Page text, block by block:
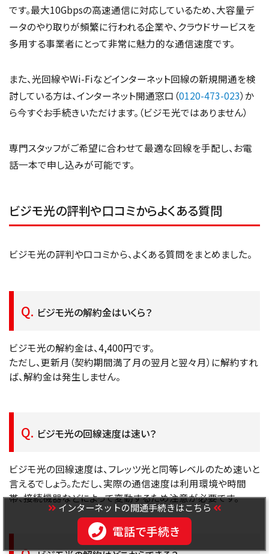
です。最大10Gbpsの高速通信に対応しているため、大容量デ
ータのやり取りが頻繁に行われる企業や、クラウドサービスを
多用する事業者にとって非常に魅力的な通信速度です。
また、光回線やWi-Fiなどインターネット回線の新規開通を検
討している方は、インターネット開通窓口（0120-473-023）か
ら今すぐお手続きいただけます。（ビジモ光ではありません）
専門スタッフがご希望に合わせて最適な回線を手配し、お電
話一本で申し込みが可能です。
ビジモ光の評判や口コミからよくある質問
ビジモ光の評判や口コミから、よくある質問をまとめました。
ビジモ光の解約金はいくら？
ビジモ光の解約金は、4,400円です。
ただし、更新月（契約期間満了月の翌月と翌々月）に解約すれ
ば、解約金は発生しません。
ビジモ光の回線速度は速い？
ビジモ光の回線速度は、フレッツ光と同等レベルのため速いと
言えるでしょう。ただし、実際の通信速度は利用環境や時間
帯、接続機器などによって変動するため注意が必要です。
インターネットの開通手続きはこちら
電話で手続き